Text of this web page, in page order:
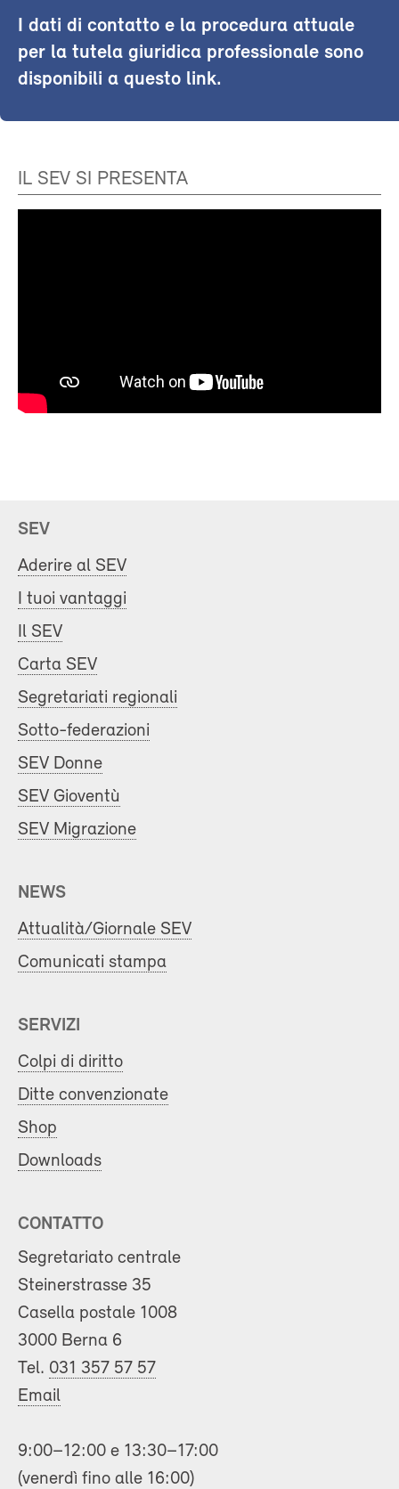
I dati di contatto e la procedura attuale
per la tutela giuridica professionale sono
disponibili a questo link.
IL SEV SI PRESENTA
SEV
Aderire al SEV
I tuoi vantaggi
Il SEV
Carta SEV
Segretariati regionali
Sotto-federazioni
SEV Donne
SEV Gioventù
SEV Migrazione
NEWS
Attualità/Giornale SEV
Comunicati stampa
SERVIZI
Colpi di diritto
Ditte convenzionate
Shop
Downloads
CONTATTO
Segretariato centrale
Steinerstrasse 35
Casella postale 1008
3000 Berna 6
Tel. 031 357 57 57
Email
9:00–12:00 e 13:30–17:00
(venerdì fino alle 16:00)